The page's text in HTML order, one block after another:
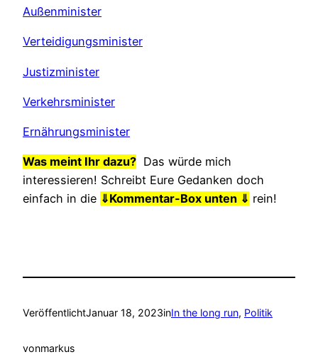
Außenminister
Verteidigungsminister
Justizminister
Verkehrsminister
Ernährungsminister
Was meint Ihr dazu? Das würde mich
interessieren! Schreibt Eure Gedanken doch
einfach in die ⇓Kommentar-Box unten ⇓ rein!
VeröffentlichtJanuar 18, 2023inIn the long run, Politik
vonmarkus